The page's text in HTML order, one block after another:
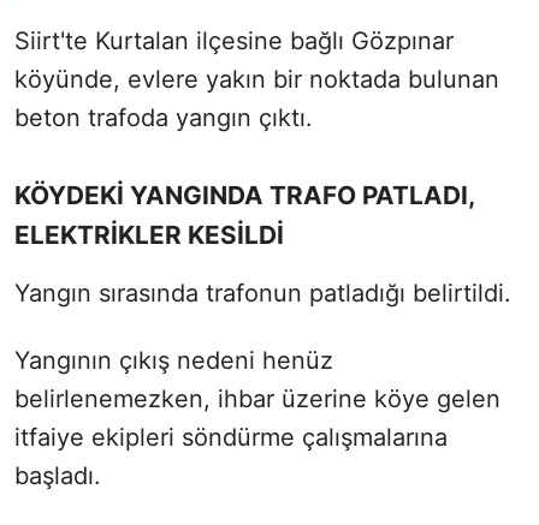
Siirt'te Kurtalan ilçesine bağlı Gözpınar
köyünde, evlere yakın bir noktada bulunan
beton trafoda yangın çıktı.
KÖYDEKİ YANGINDA TRAFO PATLADI,
ELEKTRİKLER KESİLDİ
Yangın sırasında trafonun patladığı belirtildi.
Yangının çıkış nedeni henüz
belirlenemezken, ihbar üzerine köye gelen
itfaiye ekipleri söndürme çalışmalarına
başladı.